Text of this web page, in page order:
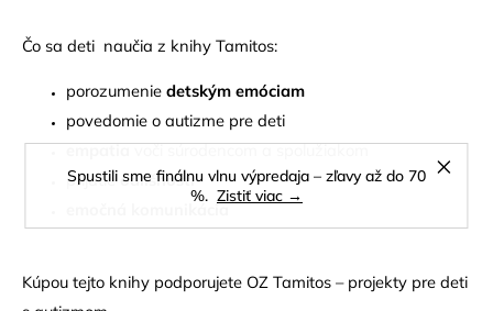
Spustili sme finálnu vlnu výpredaja – zľavy až do 70
%. Zistiť viac →
Čo sa deti naučia z knihy Tamitos:
porozumenie detským emóciam
povedomie o autizme pre deti
empatiavoči súrodencom a spolužiakom
prijatie odlišností
emočná komunikácia
Kúpou tejto knihy podporujete OZ Tamitos – projekty pre deti